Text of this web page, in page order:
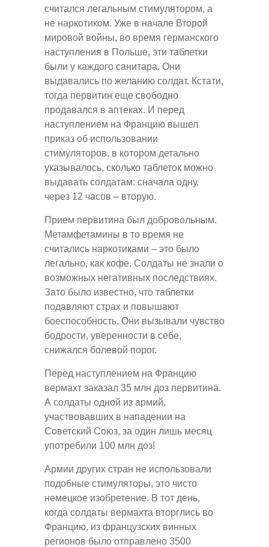
считался легальным стимулятором, а
не наркотиком. Уже в начале Второй
мировой войны, во время германского
наступления в Польше, эти таблетки
были у каждого санитара. Они
выдавались по желанию солдат. Кстати,
тогда первитин еще свободно
продавался в аптеках. И перед
наступлением на Францию вышел
приказ об использовании
стимуляторов, в котором детально
указывалось, сколько таблеток можно
выдавать солдатам: сначала одну,
через 12 часов – вторую.
Прием первитина был добровольным.
Метамфетамины в то время не
считались наркотиками – это было
легально, как кофе. Солдаты не знали о
возможных негативных последствиях.
Зато было известно, что таблетки
подавляют страх и повышают
боеспособность. Они вызывали чувство
бодрости, уверенности в себе,
снижался болевой порог.
Перед наступлением на Францию
вермахт заказал 35 млн доз первитина.
А солдаты одной из армий,
участвовавших в нападении на
Советский Союз, за один лишь месяц
употребили 100 млн доз!
Армии других стран не использовали
подобные стимуляторы, это чисто
немецкое изобретение. В тот день,
когда солдаты вермахта вторглись во
Францию, из французских винных
регионов было отправлено 3500